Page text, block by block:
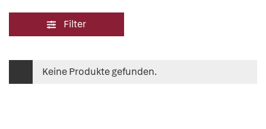
Filter
Keine Produkte gefunden.